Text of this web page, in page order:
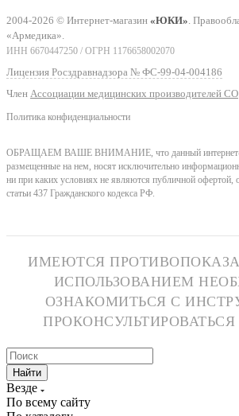
2004-2026 © Интернет-магазин «ЮКИ» .
«Армедика».
ИНН 6670447250 / ОГРН 1176658002070
Лицензия Росздравнадзора № ФС-99-04-004186
Член Ассоциации медицинских производителей СО
Политика конфиденциальности
ОБРАЩАЕМ ВАШЕ ВНИМАНИЕ, что данный интернет-
размещенные на нем, носят исключительно
ни при каких условиях не являются публичной
статьи 437 Гражданского кодекса РФ.
ИМЕЮТСЯ
ИСПОЛЬЗОВАНИЕМ
ОЗНАКОМИТЬСЯ С
Найти
Везде
По всему сайту